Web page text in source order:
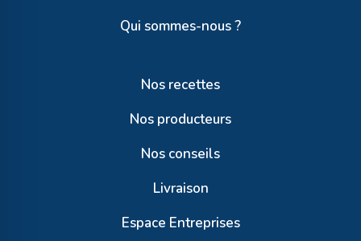
Qui sommes-nous ?
Nos recettes
Nos producteurs
Nos conseils
Livraison
Espace Entreprises